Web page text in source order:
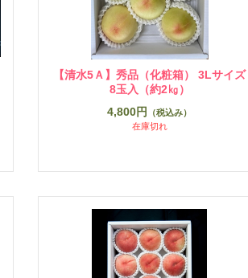
【清水5Ａ】秀品（化粧箱） 3Lサイズ
8玉入（約2㎏）
4,800円
（税込み）
在庫切れ